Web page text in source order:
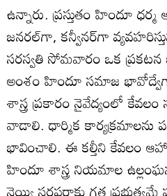
ఉన్నారు. ప్రస్తుతం హిందూ
జనరల్‌గా, కన్వీనర్‌గా
సరస్వతి సోమవారం ఒక ప్రకటన
అంశం హిందూ సమాజ
శాస్త్ర ప్రకారం నైవేద్యంలో
వాడాలి. ధార్మిక కార్యక్రమాలను
భావించాలి. ఈ కల్తీని కేవలం
హిందూ శాస్త్ర నియమాల